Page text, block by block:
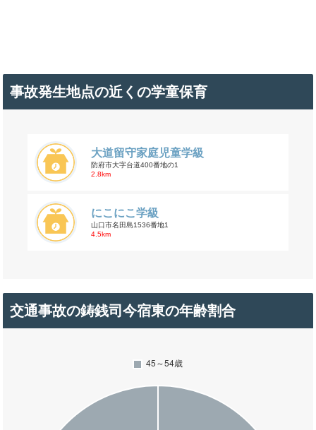
事故発生地点の近くの学童保育
大道留守家庭児童学級
防府市大字台道400番地の1
2.8km
にこにこ学級
山口市名田島1536番地1
4.5km
交通事故の鋳銭司今宿東の年齢割合